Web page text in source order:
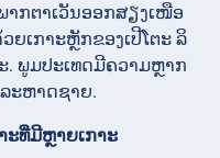
ກຕາເວັນອອກສຽງເໜືອ
ເກາະຫຼັກຂອງເປີໂຕະ ລິ
. ພູມປະເທດມີຄວາມຫຼາກ
ະຫາດຊາຍ.
ະທີ່ມີຫຼາຍເກາະ